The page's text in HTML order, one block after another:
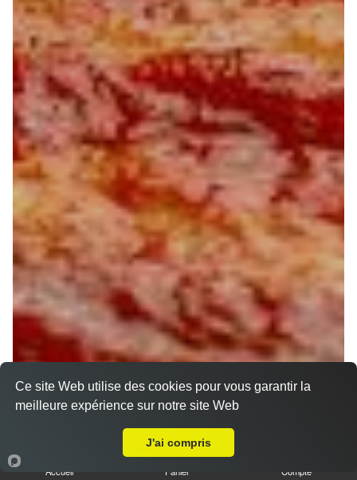
Accueil Panier Compte
Ce site Web utilise des cookies pour vous garantir la
meilleure expérience sur notre site Web
J'ai compris